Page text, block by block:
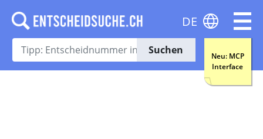
Suchen
Neu: MCP
Interface
DE